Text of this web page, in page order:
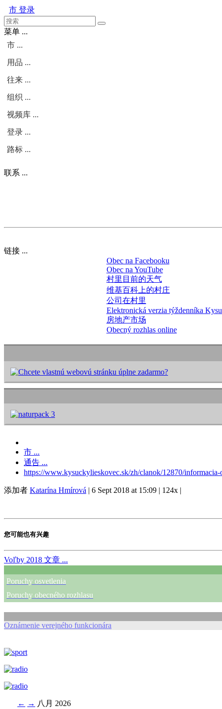
市 登录
菜单 ...
市 ...
用品 ...
往来 ...
组织 ...
视频库 ...
登录 ...
路标 ...
联系 ...
链接 ...
Obec na Facebooku
Obec na YouTube
村里目前的天气
维基百科上的村庄
公司在村里
Elektronická verzia týždenníka
房地产市场
Obecný rozhlas online
市 ...
通告 ...
https://www.kysuckylieskovec.sk/zh/clanok/12870/
添加者 Katarína Hmírová | 6 Sept 2018 at 15:09 | 124x |
您可能也有兴趣
Voľby 2018 文章 ...
Poruchy osvetlenia
Poruchy obecného rozhlasu
Oznámenie verejného funkcionára
← → 八月 2026